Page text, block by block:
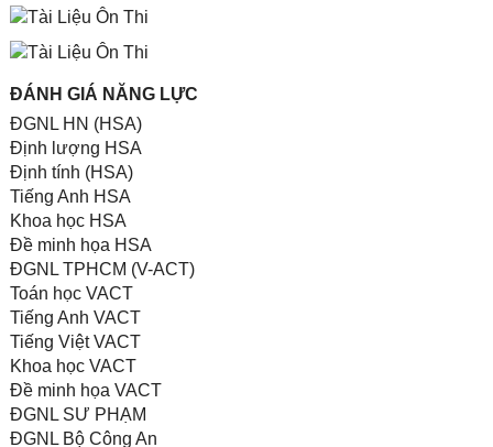
ĐÁNH GIÁ NĂNG LỰC
ĐGNL HN (HSA)
Định lượng HSA
Định tính (HSA)
Tiếng Anh HSA
Khoa học HSA
Đề minh họa HSA
ĐGNL TPHCM (V-ACT)
Toán học VACT
Tiếng Anh VACT
Tiếng Việt VACT
Khoa học VACT
Đề minh họa VACT
ĐGNL SƯ PHẠM
ĐGNL Bộ Công An